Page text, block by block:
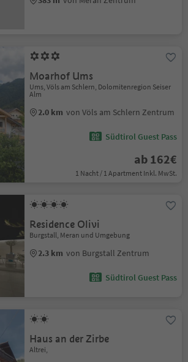
Moarhof Ums
Ums, Völs am Schlern, Dolomitenregion Seiser
Alm
2.0 km von Völs am Schlern Zentrum
Südtirol Guest Pass
ab 162€
1 Nacht / 1 Apartment Inkl. MwSt.
Residence Olivi
Burgstall, Meran und Umgebung
2.3 km von Burgstall Zentrum
Südtirol Guest Pass
Haus an der Zirbe
Altrei,